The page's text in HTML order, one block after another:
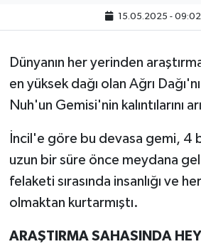
15.05.2025 - 09:02
Dünyanın her yerinden
en yüksek dağı olan Ağrı
Nuh'un Gemisi'nin kalıntılarını
İncil'e göre bu devasa gemi, 4
uzun bir süre önce meydana
felaketi sırasında insanlığı ve
olmaktan kurtarmıştı.
ARAŞTIRMA SAHASINDA